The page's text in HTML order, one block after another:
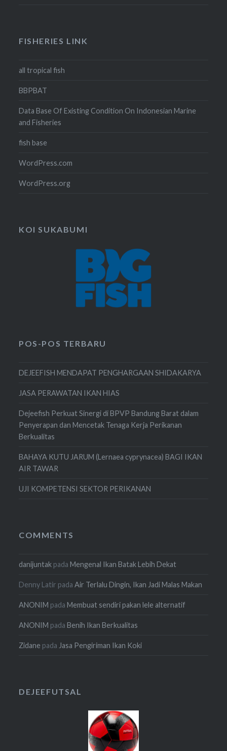
FISHERIES LINK
all tropical fish
BBPBAT
Data Base Of Existing Condition On Indonesian Marine
and Fisheries
fish base
WordPress.com
WordPress.org
KOI SUKABUMI
POS-POS TERBARU
DEJEEFISH MENDAPAT PENGHARGAAN SHIDAKARYA
JASA PERAWATAN IKAN HIAS
Dejeefish Perkuat Sinergi di BPVP Bandung Barat dalam
Penyerapan dan Mencetak Tenaga Kerja Perikanan
Berkualitas
BAHAYA KUTU JARUM (Lernaea cyprynacea) BAGI IKAN
AIR TAWAR
UJI KOMPETENSI SEKTOR PERIKANAN
COMMENTS
danijuntak padaMengenal Ikan Batak Lebih Dekat
Denny Latir padaAir Terlalu Dingin, Ikan Jadi Malas Makan
ANONIM padaMembuat sendiri pakan lele alternatif
ANONIM padaBenih Ikan Berkualitas
Zidane pada Jasa Pengiriman Ikan Koki
DEJEEFUTSAL